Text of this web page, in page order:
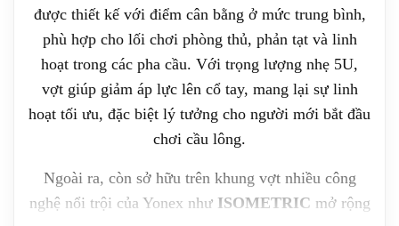
được thiết kế với điểm cân bằng ở mức trung bình,
phù hợp cho lối chơi phòng thủ, phản tạt và linh
hoạt trong các pha cầu. Với trọng lượng nhẹ 5U,
vợt giúp giảm áp lực lên cổ tay, mang lại sự linh
hoạt tối ưu, đặc biệt lý tưởng cho người mới bắt đầu
chơi cầu lông.
Ngoài ra, còn sở hữu trên khung vợt nhiều công
nghệ nổi trội của Yonex như ISOMETRIC mở rộng
Giày Asics Gel-Rocket 12 Women
(1072119.500) Chính Hãng
1.599.000đ
Giày Cầu Lông Yonex Eclipsion Z
(Women) Chính Hãng
Vợt Cầu Lông Lining Axforce 100 Max